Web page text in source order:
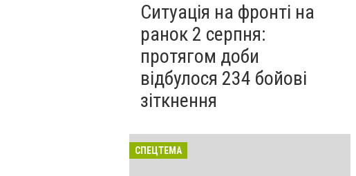
Ситуація на фронті на
ранок 2 серпня:
протягом доби
відбулося 234 бойові
зіткнення
СПЕЦТЕМА